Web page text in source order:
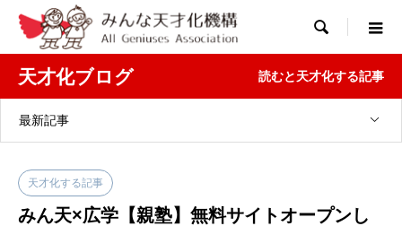

天才化ブログ 読むと天才化する記事
最新記事
天才化する記事
みん天×広学【親塾】無料サイトオープンし